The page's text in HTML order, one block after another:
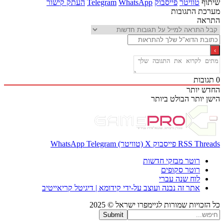
טוויטר פייסבוק Telegram WhatsApp
העתק קישור
התגובות
יותר
יותר הבולט ביותר
RSS פייסבוק X (טוויטר) WhatsApp Telegram
רוטר מבזקי חדשות
רוטר סקופים
לוח שנה עברי
אתר זה נבנה ועוצב על-ידי קידומא | דיגיטל קריאייטיב
שמורות לגיימפרו ישראל © 2025
Submit